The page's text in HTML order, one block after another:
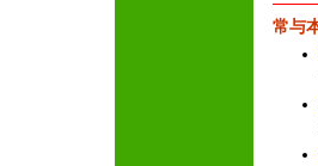
常与